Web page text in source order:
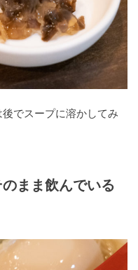
でスープに溶かしてみ
まま飲んでいる